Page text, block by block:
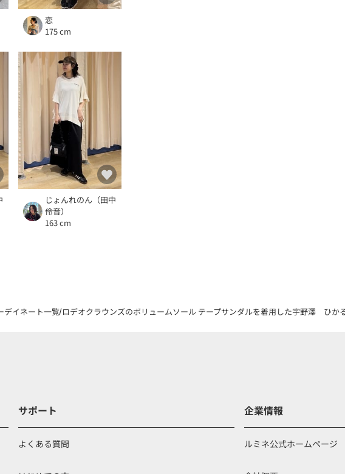
恋
175 cm
じょんれのん（田中
伶音）
163 cm
デイネート一覧ロデオクラウンズのボリュームソール テープサンダルを着用した宇野澤 ひか
サポート
よくある質問
企業情報
ルミネ公式ホームページ